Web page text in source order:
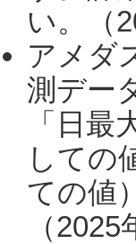
い。（
アメダ
測デー
「日
しての
ての値
（2025